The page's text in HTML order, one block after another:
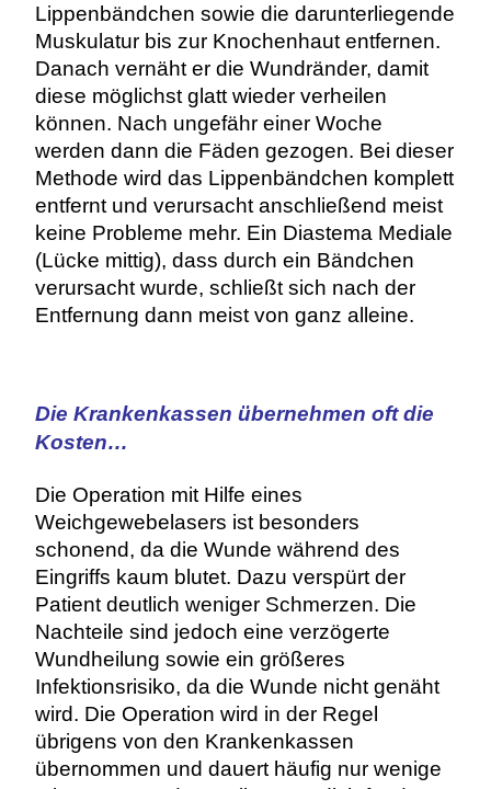
Lippenbändchen sowie die darunterliegende
Muskulatur bis zur Knochenhaut entfernen.
Danach vernäht er die Wundränder, damit
diese möglichst glatt wieder verheilen
können. Nach ungefähr einer Woche
werden dann die Fäden gezogen. Bei dieser
Methode wird das Lippenbändchen komplett
entfernt und verursacht anschließend meist
keine Probleme mehr. Ein Diastema Mediale
(Lücke mittig), dass durch ein Bändchen
verursacht wurde, schließt sich nach der
Entfernung dann meist von ganz alleine.
Die Krankenkassen übernehmen oft die
Kosten…
Die Operation mit Hilfe eines
Weichgewebelasers ist besonders
schonend, da die Wunde während des
Eingriffs kaum blutet. Dazu verspürt der
Patient deutlich weniger Schmerzen. Die
Nachteile sind jedoch eine verzögerte
Wundheilung sowie ein größeres
Infektionsrisiko, da die Wunde nicht genäht
wird. Die Operation wird in der Regel
übrigens von den Krankenkassen
übernommen und dauert häufig nur wenige